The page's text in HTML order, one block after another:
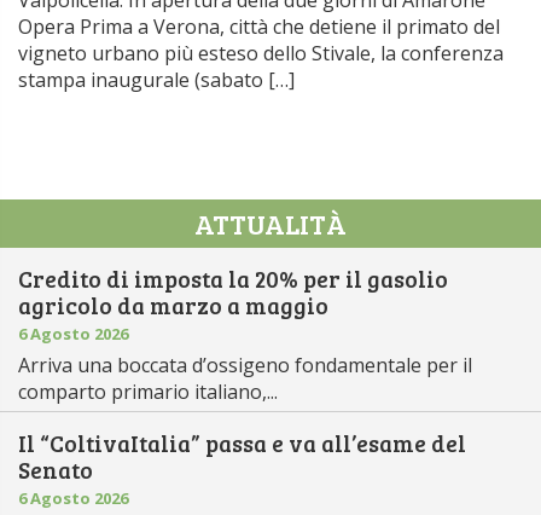
Opera Prima a Verona, città che detiene il primato del
vigneto urbano più esteso dello Stivale, la conferenza
stampa inaugurale (sabato […]
ATTUALITÀ
Credito di imposta la 20% per il gasolio
agricolo da marzo a maggio
6 Agosto 2026
Arriva una boccata d’ossigeno fondamentale per il
comparto primario italiano,...
Il “ColtivaItalia” passa e va all’esame del
Senato
6 Agosto 2026